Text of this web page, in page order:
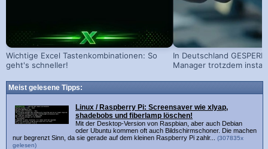
Wichtige Excel Tastenkombinationen: So
geht's schneller!
In Deutschland
Manager trotzdem
Meist gelesene Tipps:
Linux / Raspberry Pi: Screensaver wie xlyap,
shadebobs und fiberlamp löschen!
Mit der Desktop-Version von Raspbian, aber auch Debian
oder Ubuntu kommen oft auch Bildschirmschoner. Die machen
nur begrenzt Sinn, da sie gerade auf dem kleinen Raspberry Pi zahlr... (307835x
gelesen)